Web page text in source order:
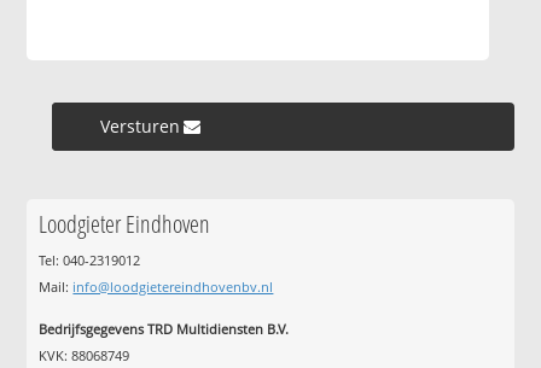
Versturen »
Loodgieter Eindhoven
Tel: 040-2319012
Mail: info@loodgietereindhovenbv.nl
Bedrijfsgegevens TRD Multidiensten B.V.
KVK: 88068749